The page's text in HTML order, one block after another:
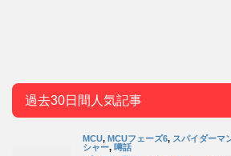
過去30日間人気記事